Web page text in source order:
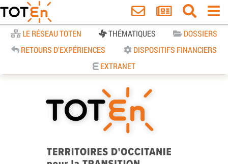
LE RÉSEAU TOTEN THÉMATIQUES
DOSSIERS
RETOURS D'EXPÉRIENCES
DISPOSITIFS FINANCIERS
EXTRANET